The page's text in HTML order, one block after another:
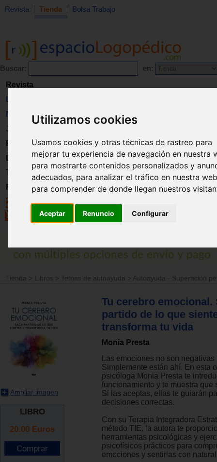
Utilizamos cookies
Usamos cookies y otras técnicas de rastreo para
mejorar tu experiencia de navegación en nuestra
para mostrarte contenidos personalizados y
adecuados, para analizar el tráfico en nuestra
para comprender de donde llegan nuestros
Aceptar Renuncio Configurar
Revista Tienda Bolsa Trabajo
Buscar: en:
Revista
Libros
Material
Juguetes
Formación
Directorio
Trabajo
Registro
Tienda > Libros > Temas de autoayuda > Autoayuda - Superación
Ampliar imagen
LIBRO
20.00 Euros
Tu cerebro emocional.
partido de lo que
transforma tu vida
Monia Presta
Las emociones no son
Simplemente están ahí. En esta
psicóloga Monia Presta te
funcionamiento y te muestra que
Si las aceptas, ellas te guiarán
decisiones correctas.
Con su Terapia Integradora
método TIE, la autora te
herramientas psicológicas y
psicofísicos prácticos para
emociones y sentirlas con